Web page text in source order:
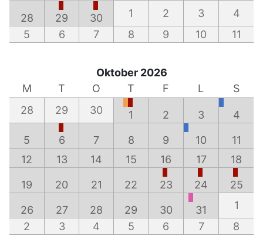
28 29 30 1 2 3
4
5
6 7 8 9 10 11
Oktober 2026
M
T O T F L
S
28
29 30 1 2 3 4
5 6 7 8 9 10
11
12
13 14 15 16 17 18
19 20 21 22 23 24 25
26 27 28 29 30 31
1
2
3 4 5 6 7 8